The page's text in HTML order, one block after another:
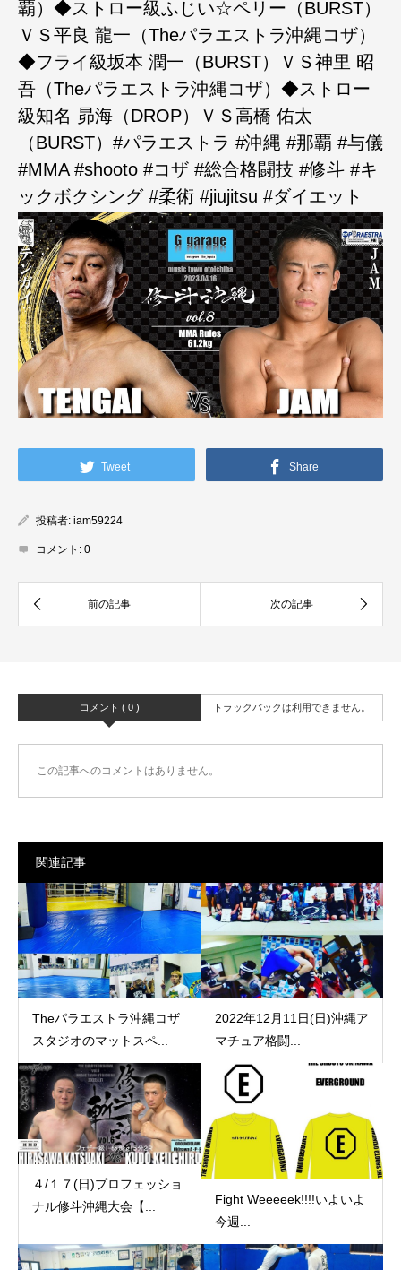
覇）◆ストロー級ふじい☆ペリー（BURST）
ＶＳ平良 龍一（Theパラエストラ沖縄コザ）
◆フライ級坂本 潤一（BURST）ＶＳ神里 昭
吾（Theパラエストラ沖縄コザ）◆ストロー
級知名 昴海（DROP）ＶＳ高橋 佑太
（BURST）#パラエストラ #沖縄 #那覇 #与儀
#MMA #shooto #コザ #総合格闘技 #修斗 #キ
ックボクシング #柔術 #jiujitsu #ダイエット
Tweet Share
投稿者: iam59224
コメント: 0
コメント ( 0 ) トラックバックは利用できません。
この記事へのコメントはありません。
関連記事
Theパラエストラ沖縄コザ
スタジオのマットスペ...
2022年12月11日(日)沖縄ア
マチュア格闘...
４/１７(日)プロフェッショ
ナル修斗沖縄大会【...
Fight Weeeeek!!!!いよいよ
今週...